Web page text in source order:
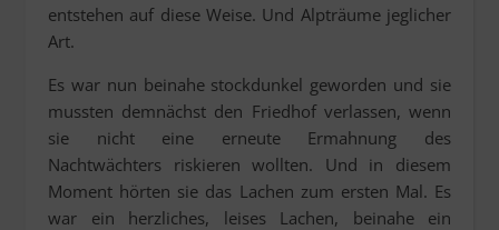
entstehen auf diese Weise. Und Alpträume jeglicher
Art.
Es war nun beinahe stockdunkel geworden und sie
mussten demnächst den Friedhof verlassen, wenn
sie nicht eine erneute Ermahnung des
Nachtwächters riskieren wollten. Und in diesem
Moment hörten sie das Lachen zum ersten Mal. Es
war ein herzliches, leises Lachen, beinahe ein